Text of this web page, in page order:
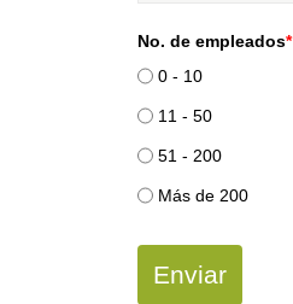
No. de empleados*
0 - 10
11 - 50
51 - 200
Más de 200
Enviar